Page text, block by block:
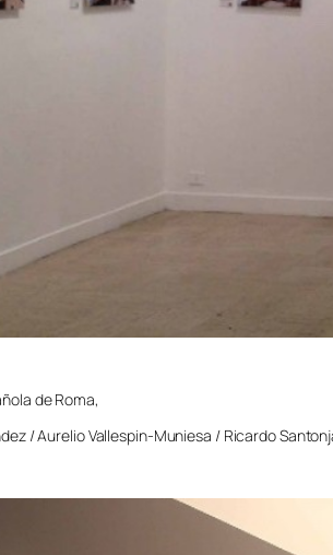
de Roma,
/ Aurelio Vallespin-Muniesa / Ricardo